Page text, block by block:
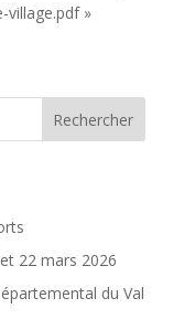
village.pdf »
Rechercher
22 mars 2026
du Val